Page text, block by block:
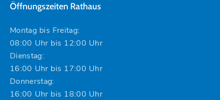
Öffnungszeiten Rathaus
Montag bis Freitag:
08:00 Uhr bis 12:00 Uhr
Dienstag:
16:00 Uhr bis 17:00 Uhr
Donnerstag:
16:00 Uhr bis 18:00 Uhr